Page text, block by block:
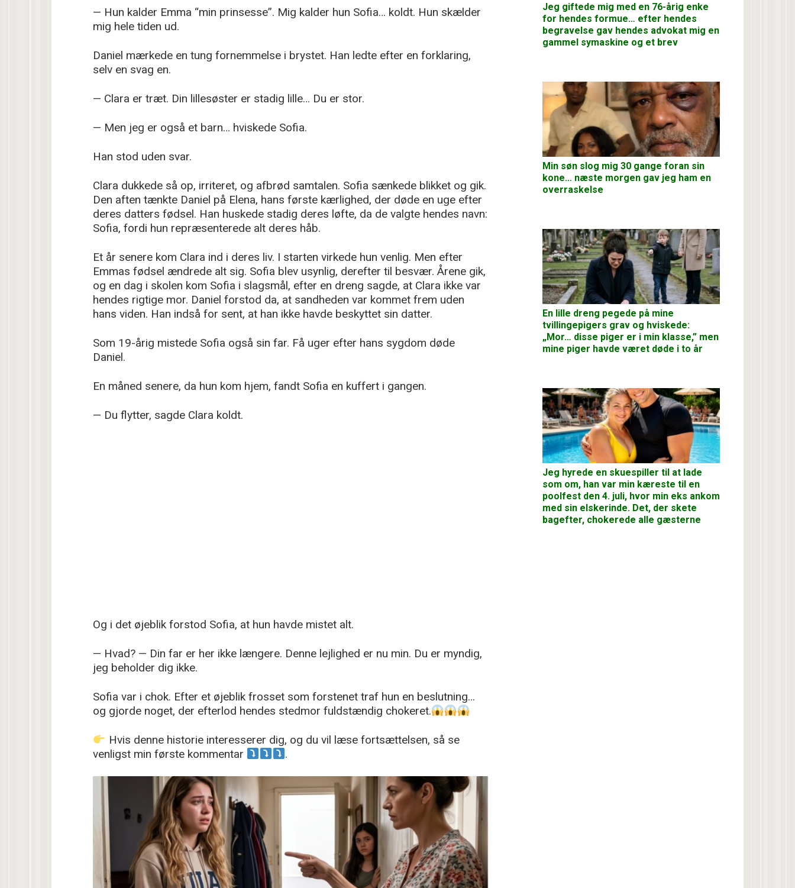
— Hun kalder Emma “min prinsesse”. Mig kalder hun Sofia… koldt. Hun skælder
mig hele tiden ud.
Daniel mærkede en tung fornemmelse i brystet. Han ledte efter en forklaring,
selv en svag en.
— Clara er træt. Din lillesøster er stadig lille… Du er stor.
— Men jeg er også et barn… hviskede Sofia.
Han stod uden svar.
Clara dukkede så op, irriteret, og afbrød samtalen. Sofia sænkede blikket og gik.
Den aften tænkte Daniel på Elena, hans første kærlighed, der døde en uge efter
deres datters fødsel. Han huskede stadig deres løfte, da de valgte hendes navn:
Sofia, fordi hun repræsenterede alt deres håb.
Et år senere kom Clara ind i deres liv. I starten virkede hun venlig. Men efter
Emmas fødsel ændrede alt sig. Sofia blev usynlig, derefter til besvær. Årene gik,
og en dag i skolen kom Sofia i slagsmål, efter en dreng sagde, at Clara ikke var
hendes rigtige mor. Daniel forstod da, at sandheden var kommet frem uden
hans viden. Han indså for sent, at han ikke havde beskyttet sin datter.
Som 19-årig mistede Sofia også sin far. Få uger efter hans sygdom døde
Daniel.
En måned senere, da hun kom hjem, fandt Sofia en kuffert i gangen.
— Du flytter, sagde Clara koldt.
Og i det øjeblik forstod Sofia, at hun havde mistet alt.
— Hvad? — Din far er her ikke længere. Denne lejlighed er nu min. Du er myndig,
jeg beholder dig ikke.
Sofia var i chok. Efter et øjeblik frosset som forstenet traf hun en beslutning…
og gjorde noget, der efterlod hendes stedmor fuldstændig chokeret.
Hvis denne historie interesserer dig, og du vil læse fortsættelsen, så se
venligst min første kommentar
.
Jeg giftede mig med en 76-årig enke
for hendes formue… efter hendes
begravelse gav hendes advokat mig en
gammel symaskine og et brev
Min søn slog mig 30 gange foran sin
kone… næste morgen gav jeg ham en
overraskelse
En lille dreng pegede på mine
tvillingepigers grav og hviskede:
„Mor… disse piger er i min klasse,” men
mine piger havde været døde i to år
Jeg hyrede en skuespiller til at lade
som om, han var min kæreste til en
poolfest den 4. juli, hvor min eks ankom
med sin elskerinde. Det, der skete
bagefter, chokerede alle gæsterne